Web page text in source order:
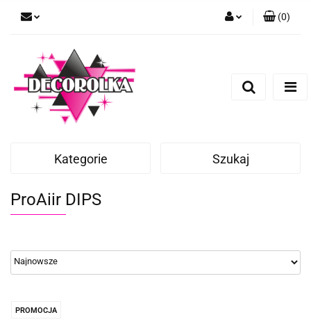
(0)
Kategorie Szukaj
ProAiir DIPS
PROMOCJA